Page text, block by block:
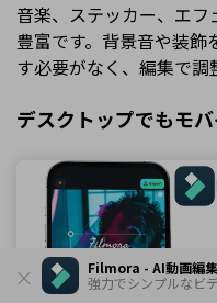
Filmora - AI動画編
強力でシンプルなビ
音楽、ステッカー、エ
豊富です。背景音や装
す必要がなく、編集で調
デスクトップでもモ